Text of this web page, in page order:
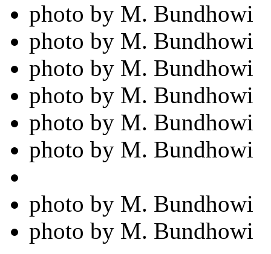
photo by M. Bundhowi
photo by M. Bundhowi
photo by M. Bundhowi
photo by M. Bundhowi
photo by M. Bundhowi
photo by M. Bundhowi
photo by M. Bundhowi
photo by M. Bundhowi